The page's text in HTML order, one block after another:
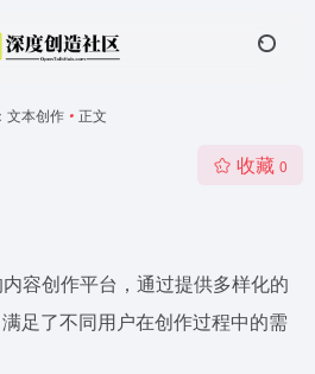
文本创作 • 正文
收藏 0
容创作平台，通过提供多样化的
足了不同用户在创作过程中的需